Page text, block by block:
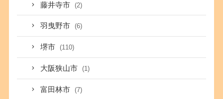
藤井寺市 (2)
羽曳野市 (6)
堺市 (110)
大阪狭山市 (1)
富田林市 (7)